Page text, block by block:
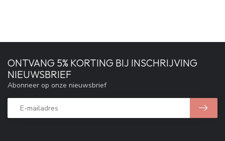
ONTVANG 5% KORTING BIJ INSCHRIJVING
NIEUWSBRIEF
Abonneer op onze nieuwsbrief